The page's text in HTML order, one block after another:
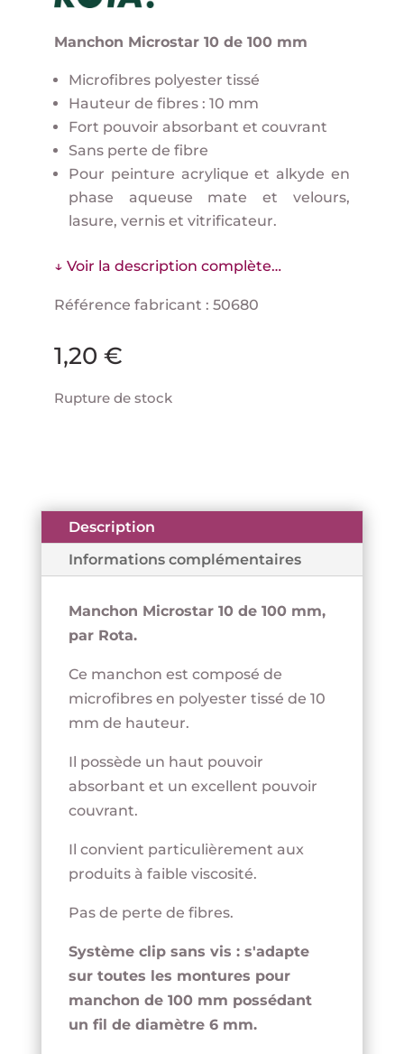
Manchon Microstar 10 de 100 mm
Microfibres polyester tissé
Hauteur de fibres : 10 mm
Fort pouvoir absorbant et couvrant
Sans perte de fibre
Pour peinture acrylique et alkyde en
phase aqueuse mate et velours,
lasure, vernis et vitrificateur.
↓ Voir la description complète…
Référence fabricant : 50680
1,20 €
Rupture de stock
Description
Informations complémentaires
Manchon Microstar 10 de 100 mm,
par Rota.
Ce manchon est composé de
microfibres en polyester tissé de 10
mm de hauteur.
Il possède un haut pouvoir
absorbant et un excellent pouvoir
couvrant.
Il convient particulièrement aux
produits à faible viscosité.
Pas de perte de fibres.
Système clip sans vis : s'adapte
sur toutes les montures pour
manchon de 100 mm possédant
un fil de diamètre 6 mm.